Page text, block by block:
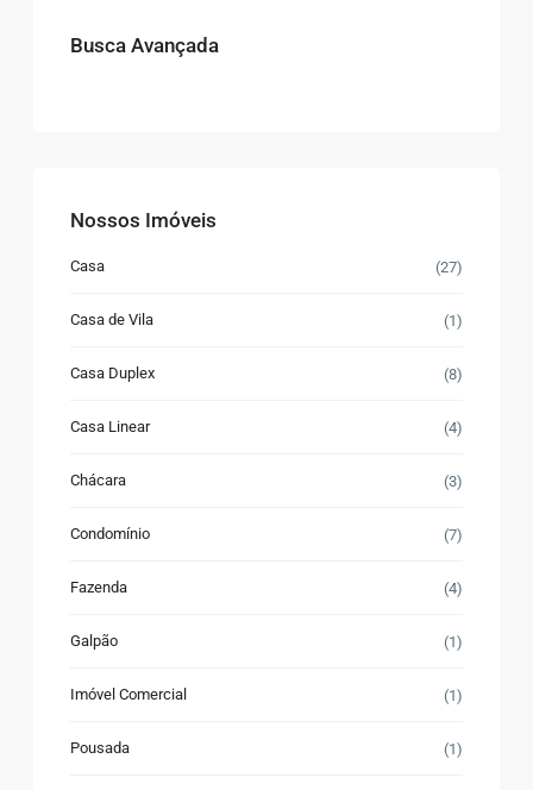
Busca Avançada
Nossos Imóveis
Casa (27)
Casa de Vila (1)
Casa Duplex (8)
Casa Linear (4)
Chácara (3)
Condomínio (7)
Fazenda (4)
Galpão (1)
Imóvel Comercial (1)
Pousada (1)